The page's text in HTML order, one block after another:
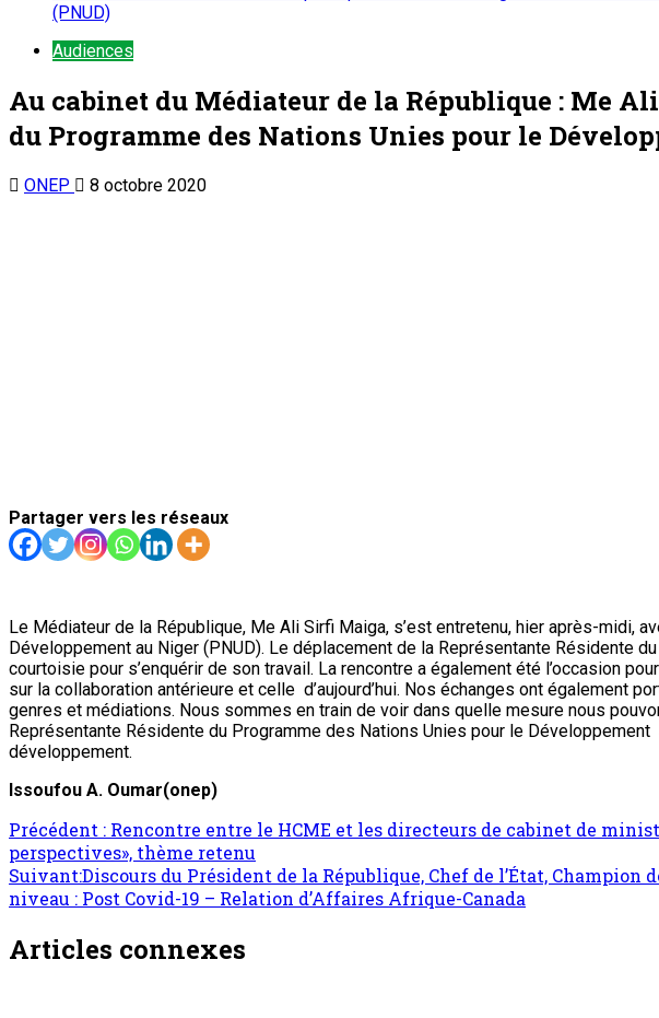
Audiences
Au cabinet du Médiateur de la République : Me
du Programme des Nations Unies pour le
Développement au Niger (PNUD). Le déplacement de la Représentante Résidente
courtoisie pour s’enquérir de son travail. La rencontre a également été l’occasion
sur la collaboration antérieure et celle d’aujourd’hui. Nos échanges ont également
genres et médiations. Nous sommes en train de voir dans quelle mesure nous
Représentante Résidente du Programme des Nations Unies pour le
développement.
perspectives», thème retenu
Suivant:Discours du Président de la République, Chef de l’État,
niveau : Post Covid-19 – Relation d’Affaires Afrique-Canada
Articles connexes